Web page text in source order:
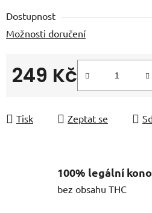
Dostupnost
Možnosti doručení
249 Kč
Tisk Zeptat se
100% legální
bez obsahu THC